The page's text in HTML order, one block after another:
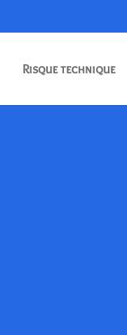
Risque technique